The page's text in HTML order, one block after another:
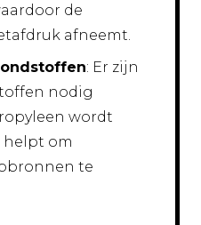
de
afneemt.
: Er zijn
nodig
wordt
helpt om
te